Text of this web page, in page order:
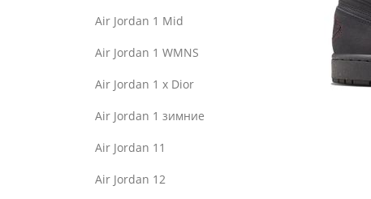
Air Jordan 1 Mid
Air Jordan 1 WMNS
Air Jordan 1 x Dior
Air Jordan 1 зимние
Air Jordan 11
Air Jordan 12